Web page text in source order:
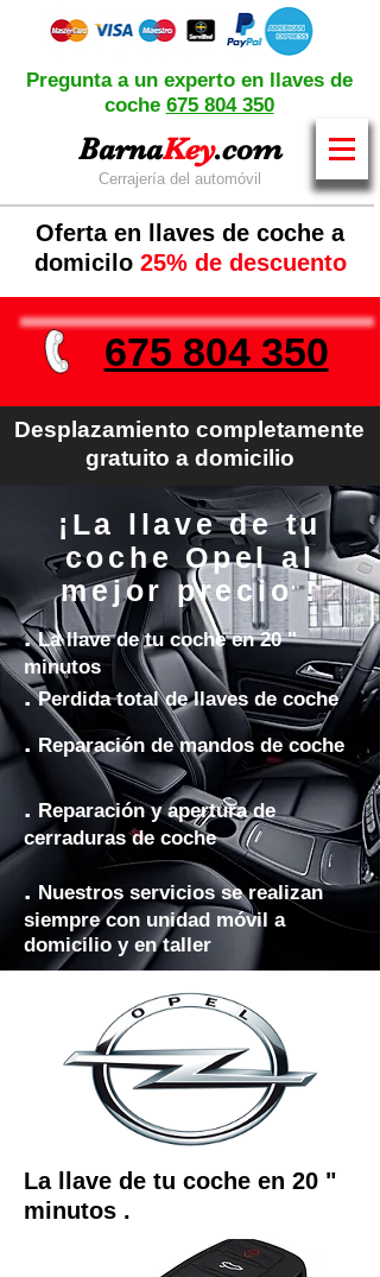
BarnaKey.com
Cerrajería del automóvil
Oferta en llaves de coche a
domicilo 25% de descuento
675 804 350
Desplazamiento completamente
gratuito a domicilio
Pregunta a un experto en llaves de
coche 675 804 350
¡La llave de tu
coche Opel al
mejor precio !
.La llave de tu coche en 20 "
minutos
.Perdida total de llaves de coche
. Reparación de mandos de coche
. Reparación y apertura de
cerraduras de coche
. Nuestros servicios se realizan
siempre con unidad móvil a
domicilio y en taller
La llave de tu coche en 20 "
minutos .